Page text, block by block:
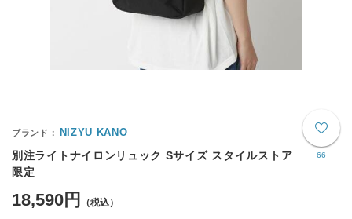
66
NIZYU KANO
別注ライトナイロンリュック Sサイズ スタイルストア
限定
18,590円